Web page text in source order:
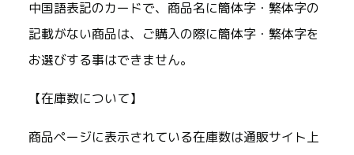
中国語表記のカードで、商品名に簡体字・繁体字の
記載がない商品は、ご購入の際に簡体字・繁体字を
お選びする事はできません。
【在庫数について】
商品ページに表示されている在庫数は通販サイト上